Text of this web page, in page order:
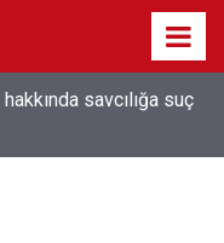
savcılığa suç